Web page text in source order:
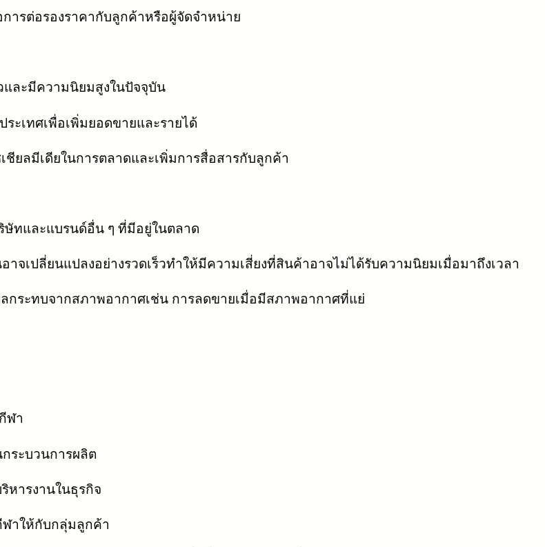
การต่อรองราคากับลูกค้าหรือผู้จัดจำหน่าย
และมีความนิยมสูงในปัจจุบัน
ะเทศเพื่อเพิ่มยอดขายและรายได้
ชียลมีเดียในการตลาดและเพิ่มการสื่อสารกับลูกค้า
ทและแบรนด์อื่น ๆ ที่มีอยู่ในตลาด
จเปลี่ยนแปลงอย่างรวดเร็วทำให้มีความเสี่ยงที่สินค้าอาจไม่ได้รับความนิยมเมื่อมาถึงเวลา
กระทบจากสภาพอากาศเช่น การลดขายเมื่อมีสภาพอากาศที่แย่
ฬา
ระบวนการผลิต
หารงานในธุรกิจ
าให้กับกลุ่มลูกค้า